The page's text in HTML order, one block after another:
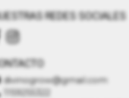
REDES SOCIALES
divinogrow@gmail.com
1159255322